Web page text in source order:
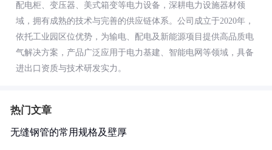
配电柜、变压器、美式箱变等电力设备，深耕电力设施器材领
域，拥有成熟的技术与完善的供应链体系。公司成立于2020年，
依托工业园区位优势，为输电、配电及新能源项目提供高品质电
气解决方案，产品广泛应用于电力基建、智能电网等领域，具备
进出口资质与技术研发实力。
热门文章
无缝钢管的常用规格及壁厚